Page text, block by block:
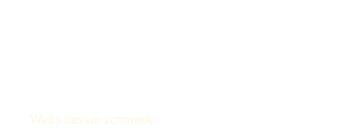
Weil's besser schmeckt